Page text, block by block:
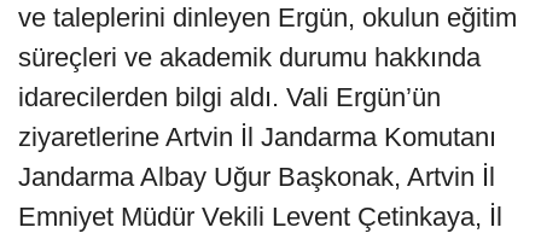
ve taleplerini dinleyen Ergün, okulun eğitim
süreçleri ve akademik durumu hakkında
idarecilerden bilgi aldı. Vali Ergün’ün
ziyaretlerine Artvin İl Jandarma Komutanı
Jandarma Albay Uğur Başkonak, Artvin İl
Emniyet Müdür Vekili Levent Çetinkaya, İl